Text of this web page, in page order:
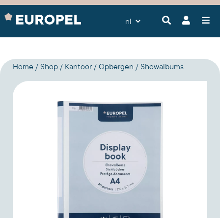
Home Shop Kantoor Opbergen Showalbums